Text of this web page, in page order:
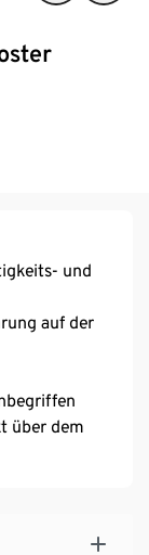
und
auf der
über dem